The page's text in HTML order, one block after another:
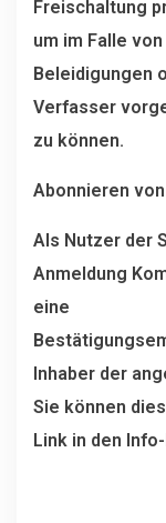
Freischaltung
um im Falle
Beleidigungen
Verfasser
zu können.
Abonnieren
Als Nutzer der
Anmeldung
eine
Inhaber der
Sie können
Link in den